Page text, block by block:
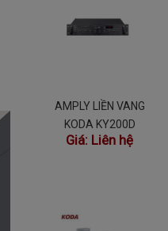
AMPLY LIỀN VANG
KODA KY200D
BLUETOOTH
Giá: Liên hệ